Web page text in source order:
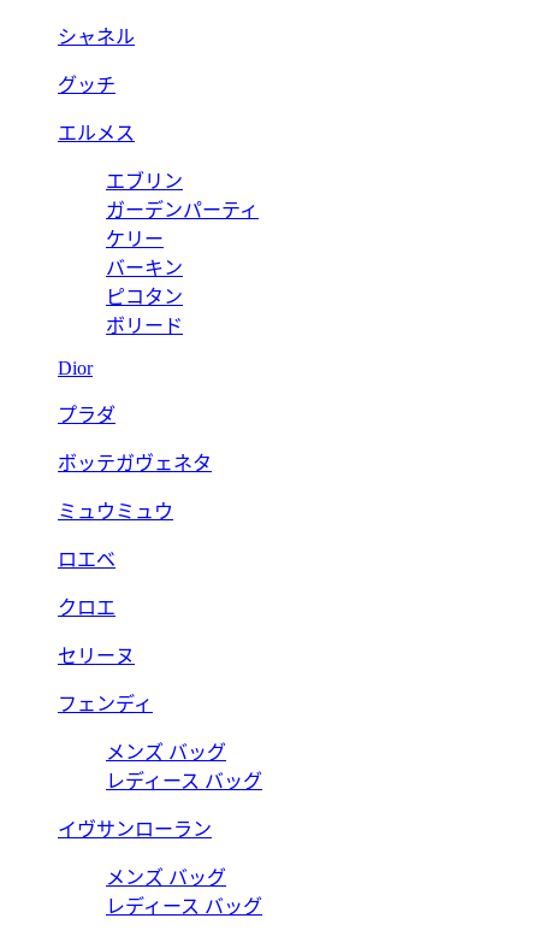
シャネル
グッチ
エルメス
エブリン
ガーデンパーティ
ケリー
バーキン
ピコタン
ボリード
Dior
プラダ
ボッテガヴェネタ
ミュウミュウ
ロエベ
クロエ
セリーヌ
フェンディ
メンズ バッグ
レディース バッグ
イヴサンローラン
メンズ バッグ
レディース バッグ